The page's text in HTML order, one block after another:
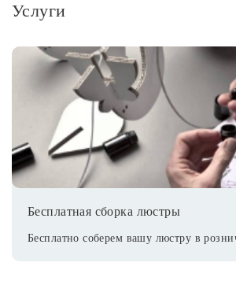
Услуги
Бесплатная сборка люстры
Бесплатно соберем вашу люстру в